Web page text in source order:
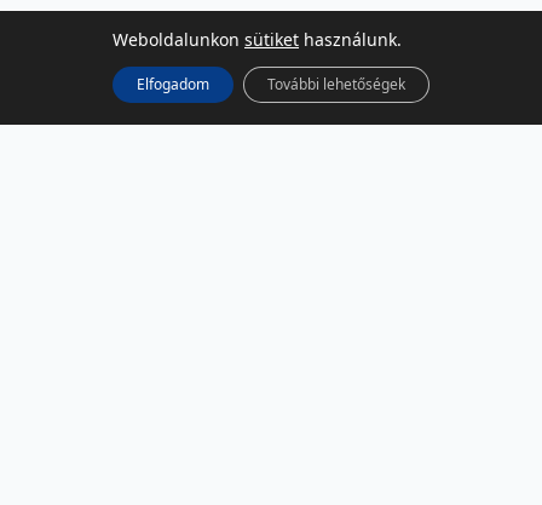
Weboldalunkon sütiket használunk.
Elfogadom További lehetőségek